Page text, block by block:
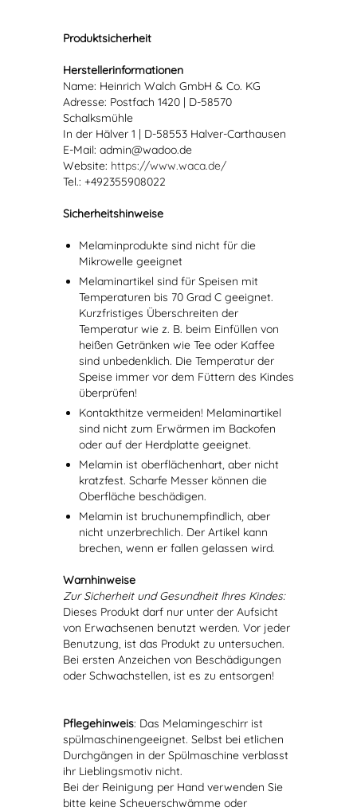
Produktsicherheit
Herstellerinformationen
Name: Heinrich Walch GmbH & Co. KG
Adresse: Postfach 1420 | D-58570
Schalksmühle
In der Hälver 1 | D-58553 Halver-Carthausen
E-Mail: admin@wadoo.de
Website: https://www.waca.de/
Tel.: +492355908022
Sicherheitshinweise
Melaminprodukte sind nicht für die
Mikrowelle geeignet
Melaminartikel sind für Speisen mit
Temperaturen bis 70 Grad C geeignet.
Kurzfristiges Überschreiten der
Temperatur wie z. B. beim Einfüllen von
heißen Getränken wie Tee oder Kaffee
sind unbedenklich. Die Temperatur der
Speise immer vor dem Füttern des Kindes
überprüfen!
Kontakthitze vermeiden! Melaminartikel
sind nicht zum Erwärmen im Backofen
oder auf der Herdplatte geeignet.
Melamin ist oberflächenhart, aber nicht
kratzfest. Scharfe Messer können die
Oberfläche beschädigen.
Melamin ist bruchunempfindlich, aber
nicht unzerbrechlich. Der Artikel kann
brechen, wenn er fallen gelassen wird.
Warnhinweise
Zur Sicherheit und Gesundheit Ihres Kindes:
Dieses Produkt darf nur unter der Aufsicht
von Erwachsenen benutzt werden. Vor jeder
Benutzung, ist das Produkt zu untersuchen.
Bei ersten Anzeichen von Beschädigungen
oder Schwachstellen, ist es zu entsorgen!
Pflegehinweis: Das Melamingeschirr ist
spülmaschinengeeignet. Selbst bei etlichen
Durchgängen in der Spülmaschine verblasst
ihr Lieblingsmotiv nicht.
Bei der Reinigung per Hand verwenden Sie
bitte keine Scheuerschwämme oder